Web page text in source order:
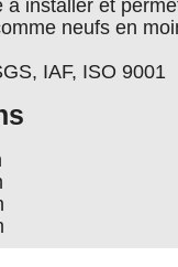
à installer et
neufs en
IAF, ISO 9001